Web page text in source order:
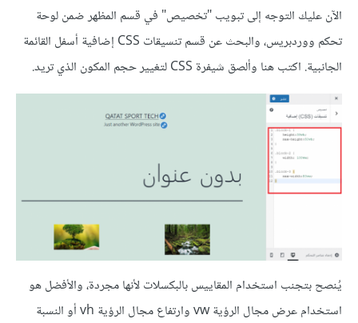
الآن عليك التوجه إلى تبويب "تخصيص" في قسم المظهر ضمن لوحة
تحكم ووردبريس، والبحث عن قسم تنسيقات CSS إضافية أسفل القائمة
الجانبية. اكتب هنا وألصق شيفرة CSS لتغيير حجم المكون الذي تريد.
يُنصح بتجنب استخدام المقاييس بالبكسلات لأنها مجردة، والأفضل هو
استخدام عرض مجال الرؤية vw وارتفاع مجال الرؤية vh أو النسبة